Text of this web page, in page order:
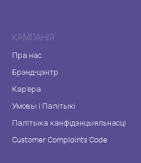
КАМПАНІЯ
Пра нас
Брэнд-цэнтр
Кар'ера
Умовы і Палітыкі
Палітыка канфідэнцыяльнасці
Customer Complaints Code